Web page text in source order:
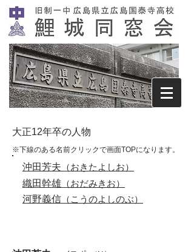
​大正12年卒の人物
※下線のある名前クリックで画面TOPになります。
沖田芳夫 ​（おきたよしお）
織田幹雄 ​（おだみきお）
河野義信 （こうのよしのぶ）